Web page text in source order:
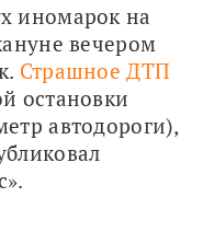
иномарок на
вечером
Страшное ДТП
остановки
автодороги),